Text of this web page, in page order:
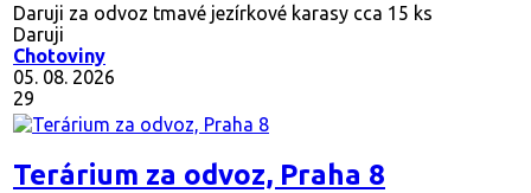
Daruji za odvoz tmavé jezírkové karasy cca 15 ks
Daruji
Chotoviny
05. 08. 2026
29
Terárium za odvoz, Praha 8